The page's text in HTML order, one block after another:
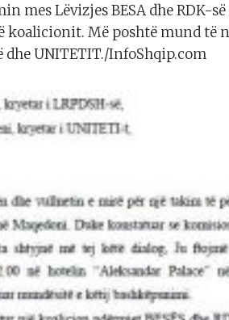
mes Lëvizjes BESA dhe RDK-
koalicionit. Më poshtë mund të
UNITETIT./InfoShqip.com